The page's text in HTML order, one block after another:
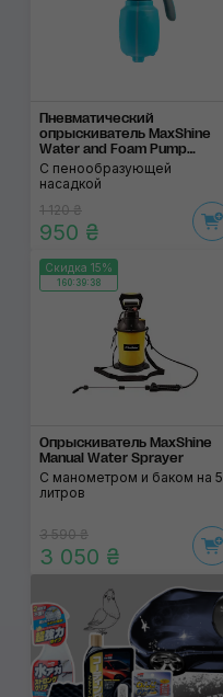
Пневматический
опрыскиватель MaxShine
Water and Foam Pump
Sprayer
С пенообразующей
насадкой
1 120 ₴
950 ₴
Скидка 15%
160:39:38
Опрыскиватель MaxShine
Manual Water Sprayer
С манометром и баком на 5
литров
3 590 ₴
3 050 ₴